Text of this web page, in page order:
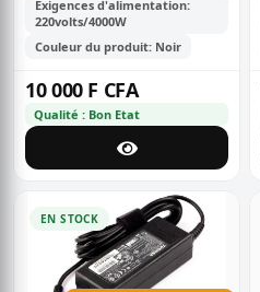
Exigences d'alimentation:
220volts/4000W
Couleur du produit: Noir
10 000 F CFA
Qualité : Bon Etat
EN STOCK